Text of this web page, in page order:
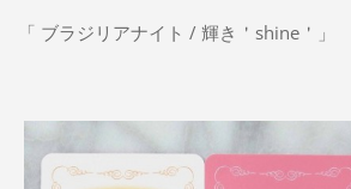
「 ブラジリアナイト / 輝き＇shine＇」